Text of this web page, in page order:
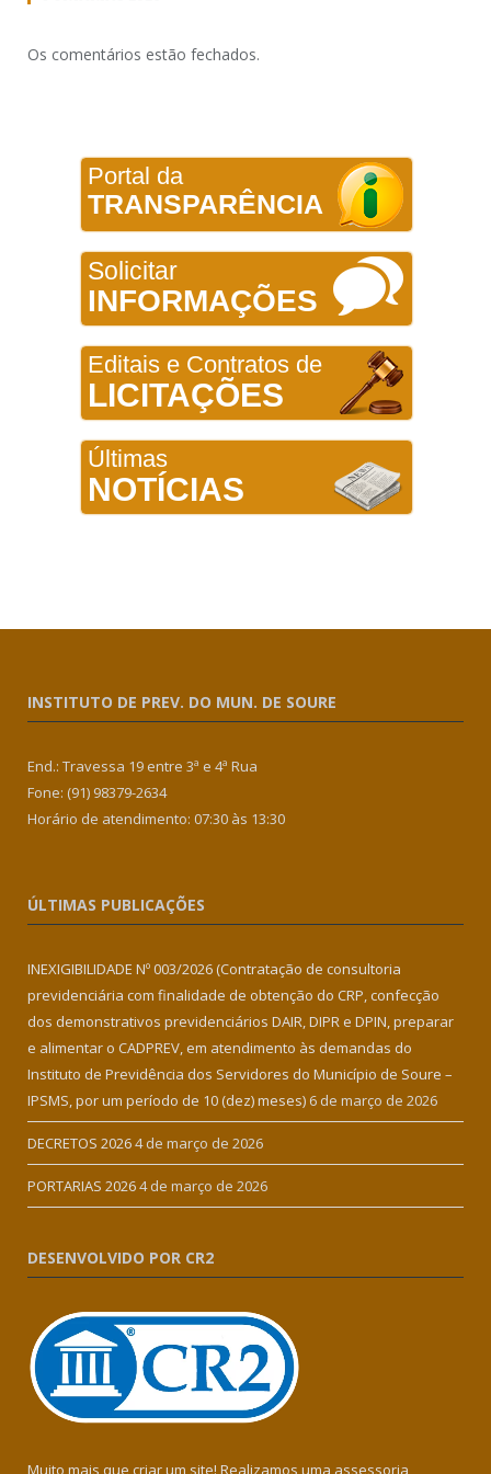
Os comentários estão fechados.
Portal da
TRANSPARÊNCIA
Solicitar
INFORMAÇÕES
Editais e Contratos de
LICITAÇÕES
Últimas
NOTÍCIAS
INSTITUTO DE PREV. DO MUN. DE SOURE
End.: Travessa 19 entre 3ª e 4ª Rua
Fone: (91) 98379-2634
Horário de atendimento: 07:30 às 13:30
ÚLTIMAS PUBLICAÇÕES
INEXIGIBILIDADE Nº 003/2026 (Contratação de consultoria
previdenciária com finalidade de obtenção do CRP, confecção
dos demonstrativos previdenciários DAIR, DIPR e DPIN, preparar
e alimentar o CADPREV, em atendimento às demandas do
Instituto de Previdência dos Servidores do Município de Soure –
IPSMS, por um período de 10 (dez) meses) 6 de março de 2026
DECRETOS 20264 de março de 2026
PORTARIAS 20264 de março de 2026
DESENVOLVIDO POR CR2